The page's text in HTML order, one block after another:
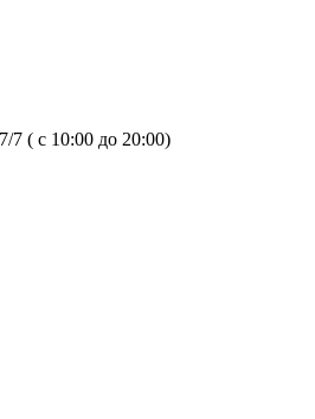
7 ( с 10:00 до 20:00)